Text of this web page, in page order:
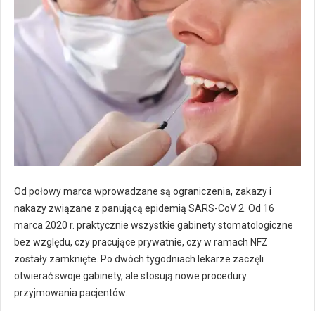
Od połowy marca wprowadzane są ograniczenia, zakazy i
nakazy związane z panującą epidemią SARS-CoV 2. Od 16
marca 2020 r. praktycznie wszystkie gabinety stomatologiczne
bez względu, czy pracujące prywatnie, czy w ramach NFZ
zostały zamknięte. Po dwóch tygodniach lekarze zaczęli
otwierać swoje gabinety, ale stosują nowe procedury
przyjmowania pacjentów.